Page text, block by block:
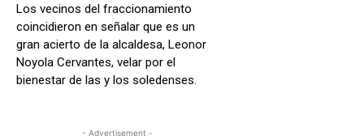
Los vecinos del fraccionamiento
coincidieron en señalar que es un
gran acierto de la alcaldesa, Leonor
Noyola Cervantes, velar por el
bienestar de las y los soledenses.
- Advertisement -